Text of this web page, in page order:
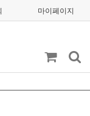
마이페이지